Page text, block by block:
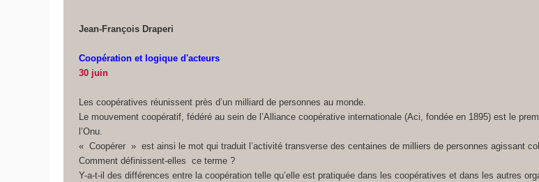
Jean-François Draperi
Coopération et logique d'acteurs
30 juin
Les coopératives réunissent près d’un milliard de personnes au monde.
Le mouvement coopératif, fédéré au sein de l’Alliance coopérative internationale (Aci, fondée en 1895) est le
l’Onu.
« Coopérer » est ainsi le mot qui traduit l’activité transverse des centaines de milliers de personnes agissant
Comment définissent-elles ce terme ?
Y-a-t-il des différences entre la coopération telle qu’elle est pratiquée dans les coopératives et dans les autres